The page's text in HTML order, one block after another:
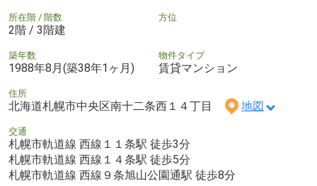
所在階 / 階数
2階 / 3階建
方位
築年数
1988年8月(築38年1ヶ月)
物件タイプ
賃貸マンション
住所
北海道札幌市中央区南十二条西１４丁目 地図
交通
札幌市軌道線 西線１１条駅 徒歩3分
札幌市軌道線 西線１４条駅 徒歩5分
札幌市軌道線 西線９条旭山公園通駅 徒歩8分